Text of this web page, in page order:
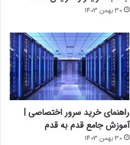
30 بهمن 1403
راهنمای خرید سرور اختصاصی |
آموزش جامع قدم به قدم
30 بهمن 1403